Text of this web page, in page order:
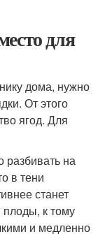
для
дома, нужно
От этого
ягод. Для
разбивать на
в тени
станет
плоды, к тому
и медленно